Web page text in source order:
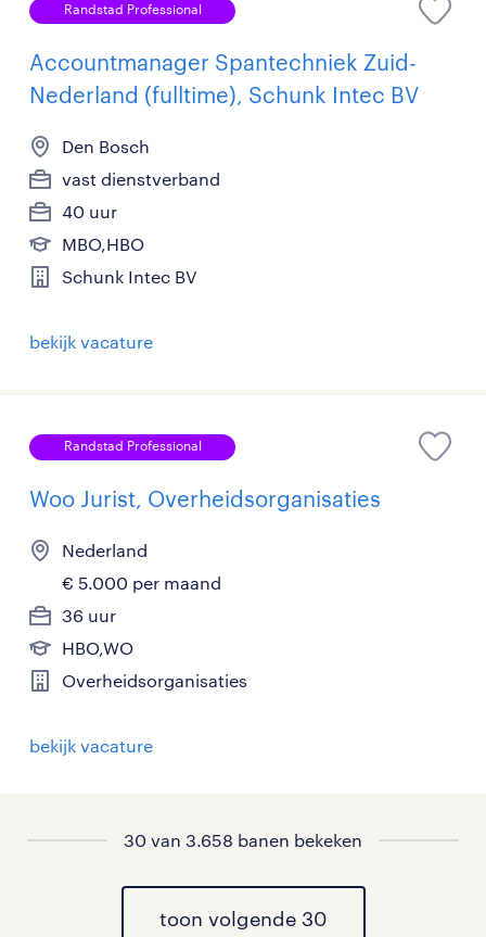
Randstad Professional
Accountmanager Spantechniek Zuid-
Nederland (fulltime), Schunk Intec BV
Den Bosch
vast dienstverband
40 uur
MBO,HBO
Schunk Intec BV
bekijk vacature
Randstad Professional
Woo Jurist, Overheidsorganisaties
Nederland
€ 5.000 per maand
36 uur
HBO,WO
Overheidsorganisaties
bekijk vacature
30 van 3.658 banen bekeken
toon volgende 30